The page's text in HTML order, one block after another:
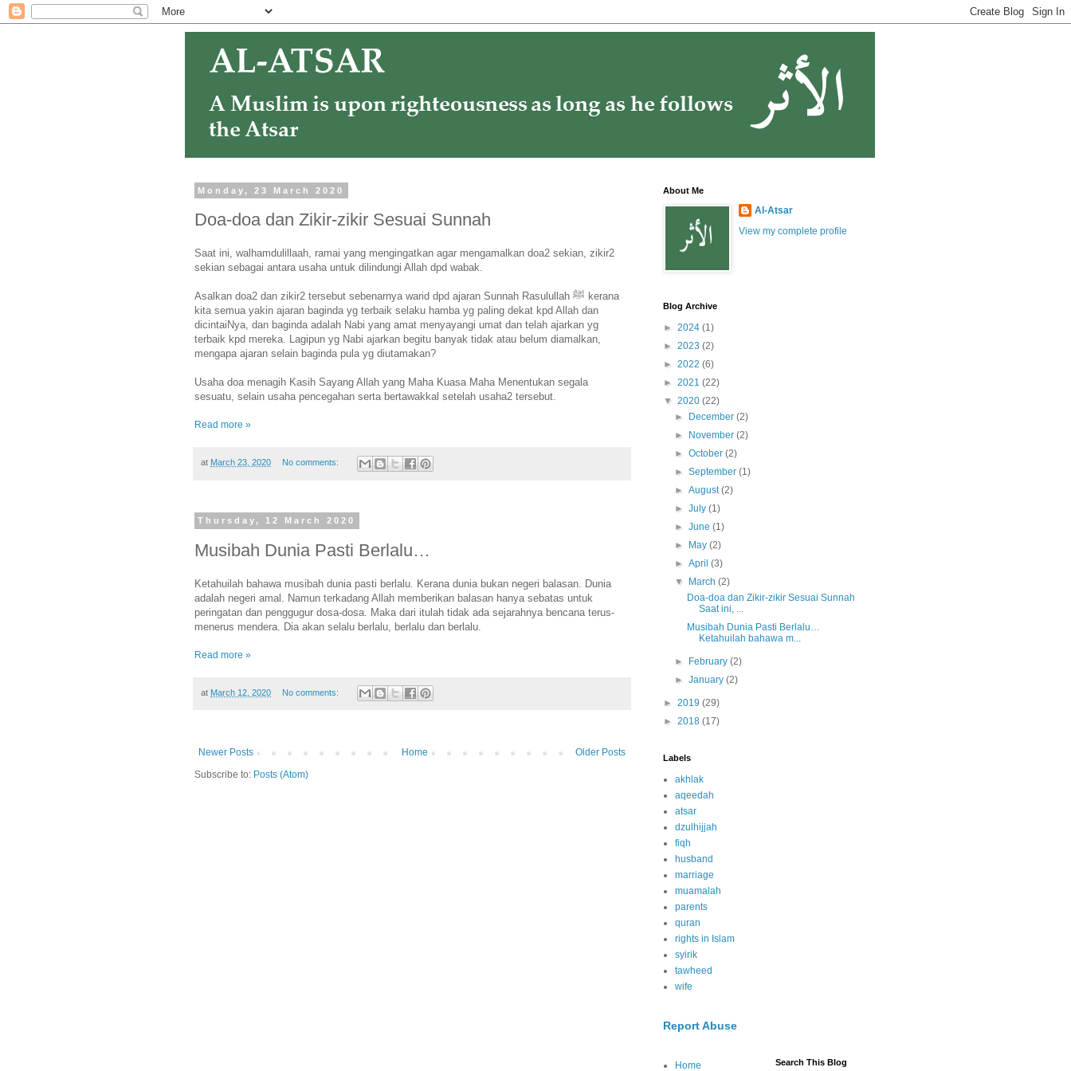
Monday, 23 March 2020
Doa-doa dan Zikir-zikir Sesuai Sunnah
Saat ini, walhamdulillaah, ramai yang mengingatkan agar mengamalkan doa2 sekian, zikir2
sekian sebagai antara usaha untuk dilindungi Allah dpd wabak.
Asalkan doa2 dan zikir2 tersebut sebenarnya warid dpd ajaran Sunnah Rasulullah ﷺ kerana
kita semua yakin ajaran baginda yg terbaik selaku hamba yg paling dekat kpd Allah dan
dicintaiNya, dan baginda adalah Nabi yang amat menyayangi umat dan telah ajarkan yg
terbaik kpd mereka. Lagipun yg Nabi ajarkan begitu banyak tidak atau belum diamalkan,
mengapa ajaran selain baginda pula yg diutamakan?
Usaha doa menagih Kasih Sayang Allah yang Maha Kuasa Maha Menentukan segala
sesuatu, selain usaha pencegahan serta bertawakkal setelah usaha2 tersebut.
Read more »
at March 23, 2020 No comments:
Thursday, 12 March 2020
Musibah Dunia Pasti Berlalu…
Ketahuilah bahawa musibah dunia pasti berlalu. Kerana dunia bukan negeri balasan. Dunia
adalah negeri amal. Namun terkadang Allah memberikan balasan hanya sebatas untuk
peringatan dan penggugur dosa-dosa. Maka dari itulah tidak ada sejarahnya bencana terus-
menerus mendera. Dia akan selalu berlalu, berlalu dan berlalu.
Read more »
at March 12, 2020 No comments:
Newer Posts Older Posts
Home
Subscribe to: Posts (Atom)
About Me
Al-Atsar
View my complete profile
Blog Archive
► 2024 (1)
► 2023 (2)
► 2022 (6)
► 2021 (22)
▼ 2020 (22)
►
December(2)
►
November(2)
►October(2)
►September(1)
►August(2)
►July(1)
►June(1)
►
May(2)
►April(3)
▼
March(2)
Doa-doa dan Zikir-zikir Sesuai Sunnah
Saat ini, ...
Musibah Dunia Pasti Berlalu…
Ketahuilah bahawa m...
► February(2)
►January(2)
► 2019 (29)
► 2018 (17)
Labels
akhlak
aqeedah
atsar
dzulhijjah
fiqh
husband
marriage
muamalah
parents
quran
rights in Islam
syirik
tawheed
wife
Report Abuse
Home Search This Blog